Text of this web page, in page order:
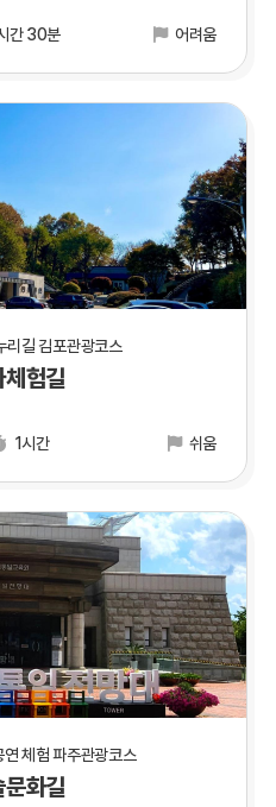
간 30분 어려움
리길 김포관광코스
험길
1시간 쉬움
체험 파주관광코스
화길